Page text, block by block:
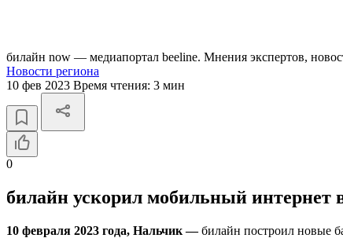
билайн now — медиапортал beeline. Мнения экспертов,
Новости региона
10 фев 2023 Время чтения: 3 мин
0
билайн ускорил мобильный интернет
10 февраля 2023 года, Нальчик—билайн построил новые